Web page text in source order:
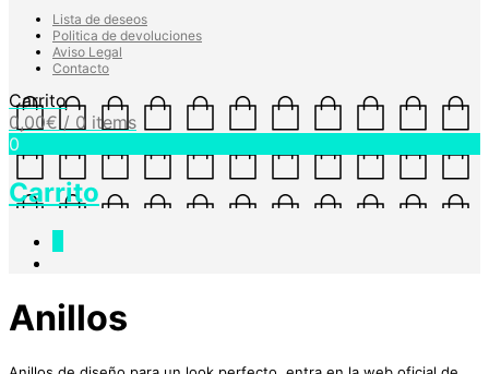
Lista de deseos
Politica de devoluciones
Aviso Legal
Contacto
Carrito
0,00€ / 0 items
0
Carrito
Anillos